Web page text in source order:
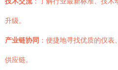
升级。
产业链协同 ：便捷地寻找优质的仪
供应链。